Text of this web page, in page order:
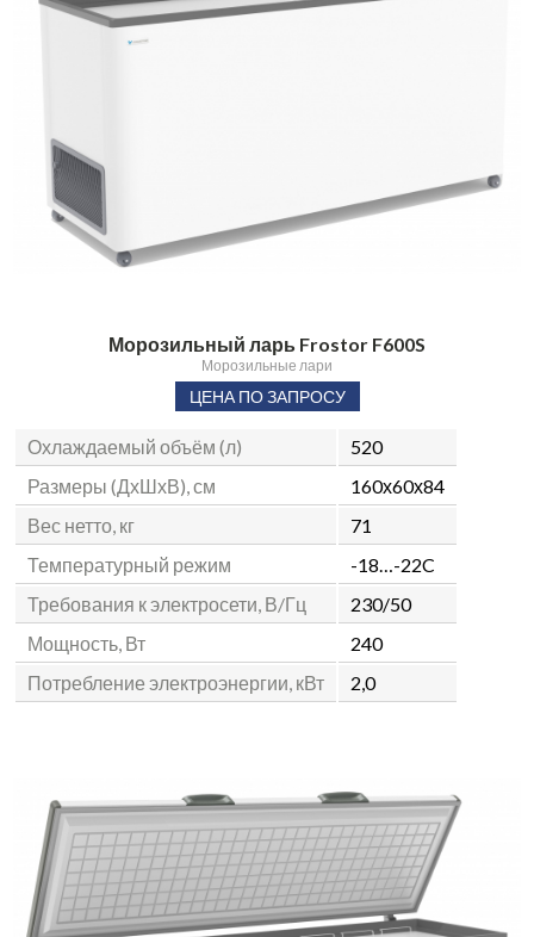
Морозильный ларь Frostor F600S
Морозильные лари
ЦЕНА ПО ЗАПРОСУ
Охлаждаемый объём (л)
520
Размеры (ДхШхВ), см
160х60х84
Вес нетто, кг
71
Температурный режим
-18…-22C
Требования к электросети, В/Гц
230/50
Мощность, Вт
240
Потребление электроэнергии, кВт
2,0